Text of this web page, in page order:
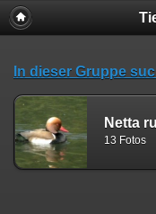
In dieser Gruppe
Netta
13 Fotos